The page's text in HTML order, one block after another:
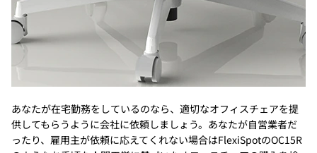
あなたが在宅勤務をしているのなら、適切なオフィスチェアを提
供してもらうように会社に依頼しましょう。あなたが自営業者だ
ったり、雇用主が依頼に応えてくれない場合はFlexiSpotのOC15R